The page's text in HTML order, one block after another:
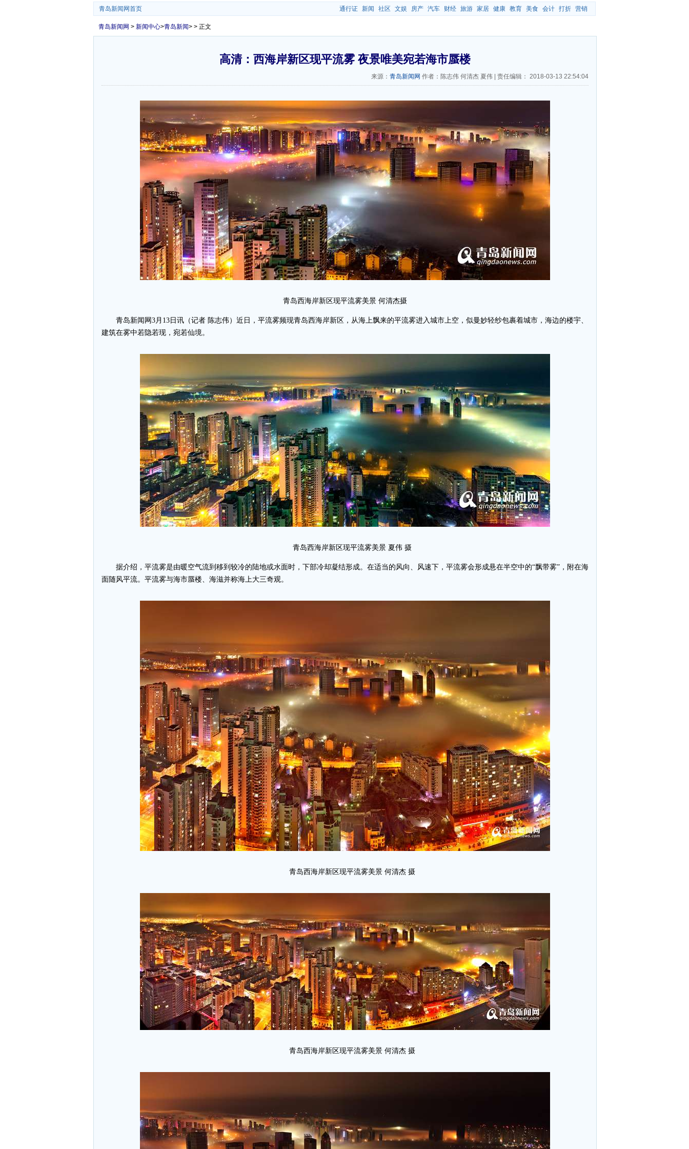
青岛新闻网首页 通行证 新闻 社区 文娱 房产 汽车 财经 旅游 家居 健康 教育 美食 会计 打折 营销
青岛新闻网 > 新闻中心>青岛新闻> > 正文
高清：西海岸新区现平流雾 夜景唯美宛若海市蜃楼
来源： 青岛新闻网 作者：陈志伟 何清杰 夏伟 责任编辑： 2018-03-13 22:54:04
青岛西海岸新区现平流雾美景 何清杰摄
青岛新闻网3月13日讯（记者 陈志伟）近日，平流雾频现青岛西海岸新区，从海上飘来的平流雾进入城市上空，似曼妙轻纱包裹着城市， 海边的楼宇、
建筑在雾中若隐若现，宛若仙境。
青岛西海岸新区现平流雾美景 夏伟 摄
据介绍，平流雾是由暖空气流到移到较冷的陆地或水面时，下部冷却凝结形成。在适当的风向、风速下，平流雾会形成悬在半空中的“飘带雾”，附在海
面随风平流。平流雾与海市蜃楼、海滋并称海上大三奇观。
青岛西海岸新区现平流雾美景 何清杰 摄
青岛西海岸新区现平流雾美景 何清杰 摄